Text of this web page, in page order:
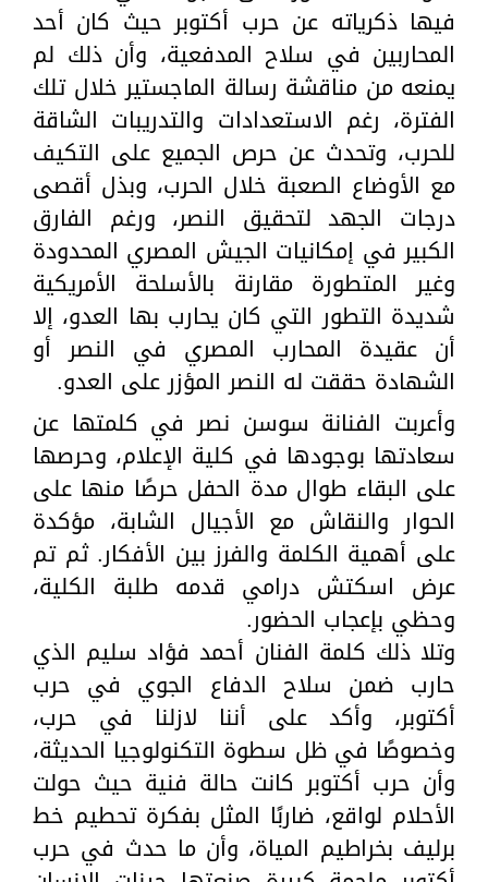
فيها ذكرياته عن حرب أكتوبر حيث كان أحد
المحاربين في سلاح المدفعية، وأن ذلك لم
يمنعه من مناقشة رسالة الماجستير خلال تلك
الفترة، رغم الاستعدادات والتدريبات الشاقة
للحرب، وتحدث عن حرص الجميع على التكيف
مع الأوضاع الصعبة خلال الحرب، وبذل أقصى
درجات الجهد لتحقيق النصر، ورغم الفارق
الكبير في إمكانيات الجيش المصري المحدودة
وغير المتطورة مقارنة بالأسلحة الأمريكية
شديدة التطور التي كان يحارب بها العدو، إلا
أن عقيدة المحارب المصري في النصر أو
الشهادة حققت له النصر المؤزر على العدو.
وأعربت الفنانة سوسن نصر في كلمتها عن
سعادتها بوجودها في كلية الإعلام، وحرصها
على البقاء طوال مدة الحفل حرصًا منها على
الحوار والنقاش مع الأجيال الشابة، مؤكدة
على أهمية الكلمة والفرز بين الأفكار. ثم تم
عرض اسكتش درامي قدمه طلبة الكلية،
وحظي بإعجاب الحضور.
وتلا ذلك كلمة الفنان أحمد فؤاد سليم الذي
حارب ضمن سلاح الدفاع الجوي في حرب
أكتوبر، وأكد على أننا لازلنا في حرب،
وخصوصًا في ظل سطوة التكنولوجيا الحديثة،
وأن حرب أكتوبر كانت حالة فنية حيث حولت
الأحلام لواقع، ضاربًا المثل بفكرة تحطيم خط
برليف بخراطيم المياة، وأن ما حدث في حرب